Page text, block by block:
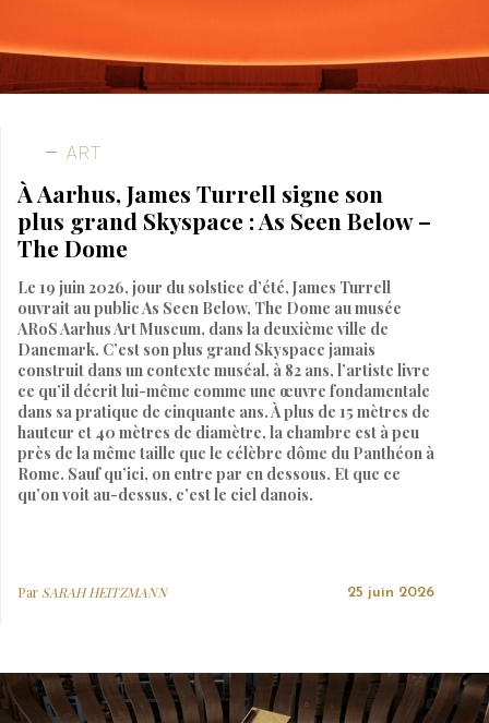
ART
À Aarhus, James Turrell signe son
plus grand Skyspace : As Seen Below –
The Dome
Le 19 juin 2026, jour du solstice d’été, James Turrell
ouvrait au public As Seen Below, The Dome au musée
ARoS Aarhus Art Museum, dans la deuxième ville de
Danemark. C’est son plus grand Skyspace jamais
construit dans un contexte muséal, à 82 ans, l’artiste livre
ce qu’il décrit lui-même comme une œuvre fondamentale
dans sa pratique de cinquante ans. À plus de 15 mètres de
hauteur et 40 mètres de diamètre, la chambre est à peu
près de la même taille que le célèbre dôme du Panthéon à
Rome. Sauf qu’ici, on entre par en dessous. Et que ce
qu’on voit au-dessus, c’est le ciel danois.
Par SARAH HEITZMANN 25 juin 2026